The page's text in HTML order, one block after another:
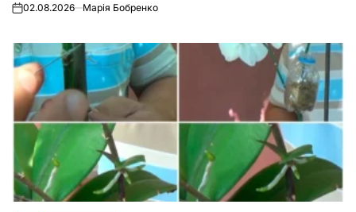
on02.08.2026 Марія Бобренко